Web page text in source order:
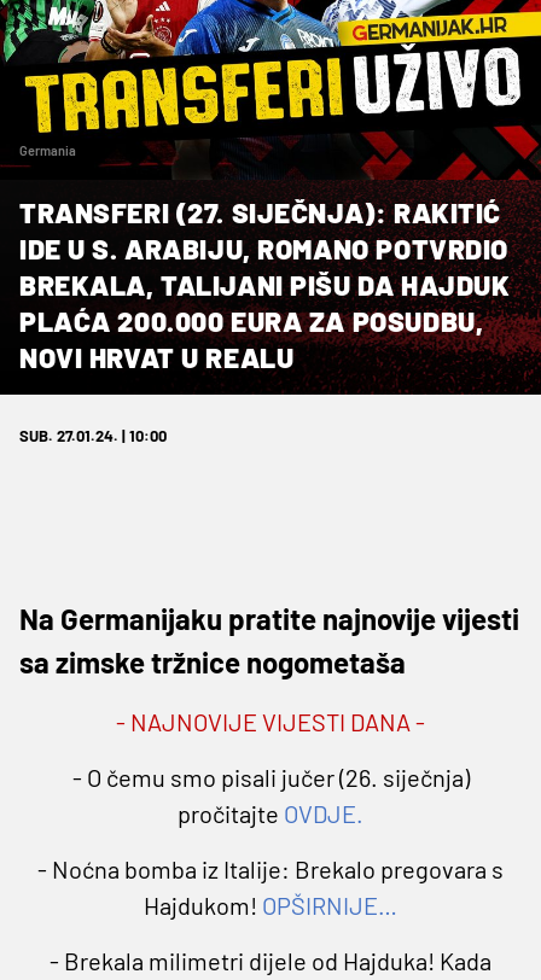
Germania
TRANSFERI (27. SIJEČNJA): RAKITIĆ
IDE U S. ARABIJU, ROMANO POTVRDIO
BREKALA, TALIJANI PIŠU DA HAJDUK
PLAĆA 200.000 EURA ZA POSUDBU,
NOVI HRVAT U REALU
SUB. 27.01.24. | 10:00
Na Germanijaku pratite najnovije vijesti
sa zimske tržnice nogometaša
- NAJNOVIJE VIJESTI DANA -
- O čemu smo pisali jučer (26. siječnja)
pročitajte OVDJE.
- Noćna bomba iz Italije: Brekalo pregovara s
Hajdukom! OPŠIRNIJE…
- Brekala milimetri dijele od Hajduka! Kada